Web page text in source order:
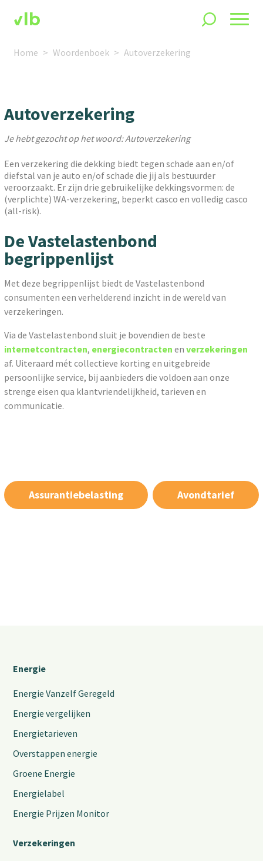
Home Woordenboek Autoverzekering
Autoverzekering
Je hebt gezocht op het woord: Autoverzekering
Een verzekering die dekking biedt tegen schade aan en/of
diefstal van je auto en/of schade die jij als bestuurder
veroorzaakt. Er zijn drie gebruikelijke dekkingsvormen: de
(verplichte) WA-verzekering, beperkt casco en volledig casco
(all-risk).
De Vastelastenbond
begrippenlijst
Met deze begrippenlijst biedt de Vastelastenbond
consumenten een verhelderend inzicht in de wereld van
verzekeringen.
Via de Vastelastenbond sluit je bovendien de beste
internetcontracten, energiecontracten enverzekeringen
af. Uiteraard mét collectieve korting en uitgebreide
persoonlijke service, bij aanbieders die voldoen aan onze
strenge eisen qua klantvriendelijkheid, tarieven en
communicatie.
Assurantiebelasting Avondtarief
Energie
Energie Vanzelf Geregeld
Energie vergelijken
Energietarieven
Overstappen energie
Groene Energie
Energielabel
Energie Prijzen Monitor
Verzekeringen